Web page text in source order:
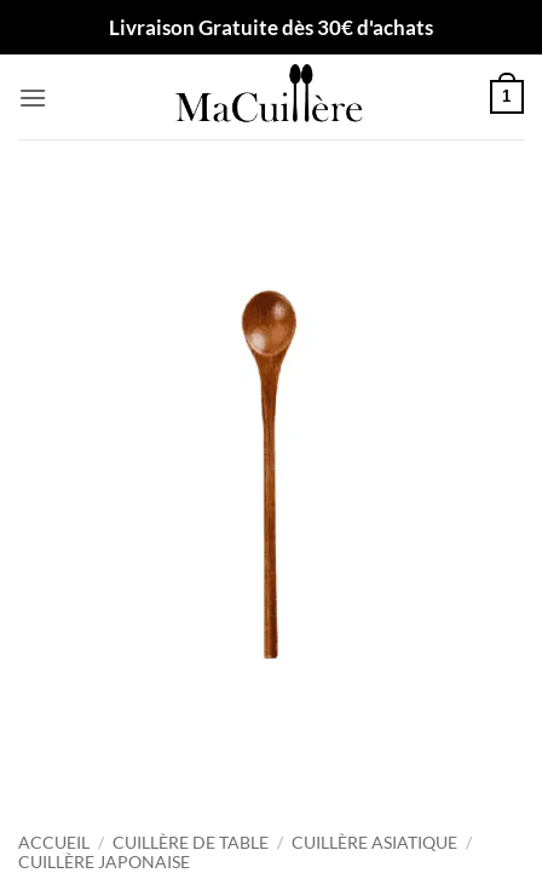
Livraison Gratuite dès 30€ d'achats
1
ACCUEIL / CUILLÈRE DE TABLE / CUILLÈRE ASIATIQUE /
CUILLÈRE JAPONAISE